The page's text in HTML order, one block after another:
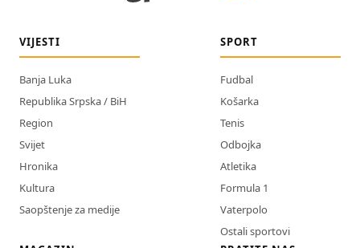
VIJESTI
Banja Luka
Republika Srpska / BiH
Region
Svijet
Hronika
Kultura
Saopštenje za medije
SPORT
Fudbal
Košarka
Tenis
Odbojka
Atletika
Formula 1
Vaterpolo
Ostali sportovi